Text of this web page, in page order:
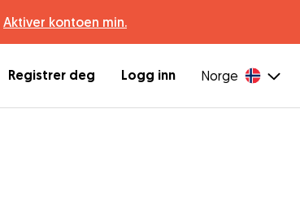
Aktiver kontoen min.
Registrer deg Logg inn Norge